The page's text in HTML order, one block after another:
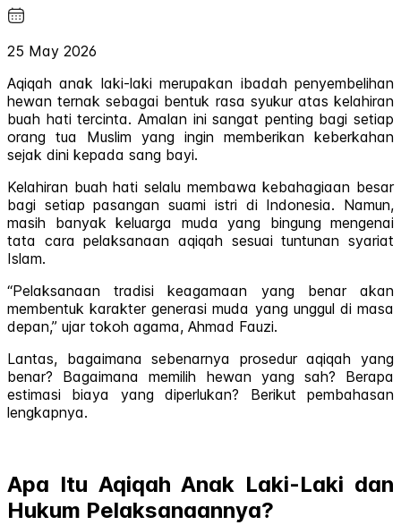
25 May 2026
Aqiqah anak laki-laki merupakan ibadah penyembelihan
hewan ternak sebagai bentuk rasa syukur atas kelahiran
buah hati tercinta. Amalan ini sangat penting bagi setiap
orang tua Muslim yang ingin memberikan keberkahan
sejak dini kepada sang bayi.
Kelahiran buah hati selalu membawa kebahagiaan besar
bagi setiap pasangan suami istri di Indonesia. Namun,
masih banyak keluarga muda yang bingung mengenai
tata cara pelaksanaan aqiqah sesuai tuntunan syariat
Islam.
“Pelaksanaan tradisi keagamaan yang benar akan
membentuk karakter generasi muda yang unggul di masa
depan,” ujar tokoh agama, Ahmad Fauzi.
Lantas, bagaimana sebenarnya prosedur aqiqah yang
benar? Bagaimana memilih hewan yang sah? Berapa
estimasi biaya yang diperlukan? Berikut pembahasan
lengkapnya.
Apa Itu Aqiqah Anak Laki-Laki dan
Hukum Pelaksanaannya?